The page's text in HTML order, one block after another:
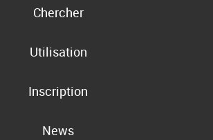
Chercher
Utilisation
Inscription
News